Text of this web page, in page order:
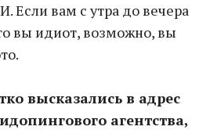
вам с утра до вечера
вы идиот, возможно, вы
высказались в адрес
агентства,